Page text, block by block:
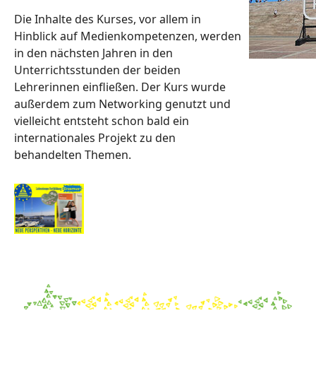
Die Inhalte des Kurses, vor allem in
Hinblick auf Medienkompetenzen, werden
in den nächsten Jahren in den
Unterrichtsstunden der beiden
Lehrerinnen einfließen. Der Kurs wurde
außerdem zum Networking genutzt und
vielleicht entsteht schon bald ein
internationales Projekt zu den
behandelten Themen.